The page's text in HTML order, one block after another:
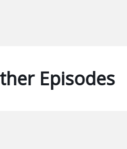
Episodes